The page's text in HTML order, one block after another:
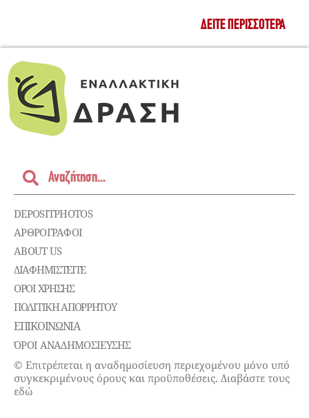
ΔΕΊΤΕ ΠΕΡΙΣΣΌΤΕΡΑ
DEPOSITPHOTOS
ΑΡΘΡΟΓΡΑΦΟΙ
ABOUT US
ΔΙΑΦΗΜΙΣΤΕΊΤΕ
ΌΡΟΙ ΧΡΉΣΗΣ
ΠΟΛΙΤΙΚΉ ΑΠΟΡΡΉΤΟΥ
ΕΠΙΚΟΙΝΩΝΊΑ
ΌΡΟΙ ΑΝΑΔΗΜΟΣΙΕΥΣΗΣ
© Επιτρέπεται η αναδημοσίευση περιεχομένου μόνο υπό
συγκεκριμένους όρους και προϋποθέσεις. Διαβάστε τους
εδώ